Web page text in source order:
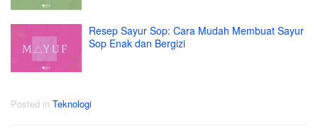
Resep Sayur Sop: Cara Mudah Membuat Sayur
Sop Enak dan Bergizi
Posted in Teknologi